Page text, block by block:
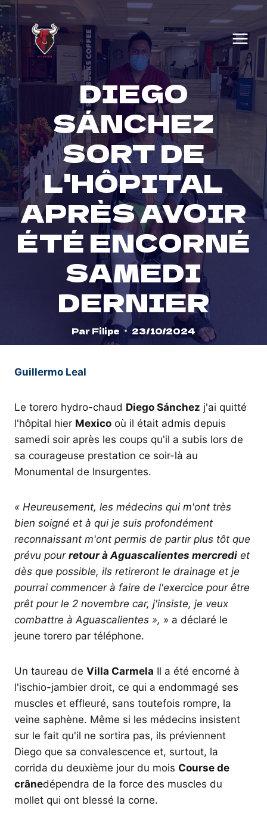
Skip
to
content
DIEGO
SÁNCHEZ
SORT DE
L'HÔPITAL
APRÈS AVOIR
ÉTÉ ENCORNÉ
SAMEDI
DERNIER
Par Filipe 23/10/2024
Guillermo Leal
Le torero hydro-chaud Diego Sánchez j'ai quitté
l'hôpital hier Mexico où il était admis depuis
samedi soir après les coups qu'il a subis lors de
sa courageuse prestation ce soir-là au
Monumental de Insurgentes.
« Heureusement, les médecins qui m'ont très
bien soigné et à qui je suis profondément
reconnaissant m'ont permis de partir plus tôt que
prévu pour retour à Aguascalientes mercredi et
dès que possible, ils retireront le drainage et je
pourrai commencer à faire de l'exercice pour être
prêt pour le 2 novembre car, j'insiste, je veux
combattre à Aguascalientes », » a déclaré le
jeune torero par téléphone.
Un taureau de Villa Carmela Il a été encorné à
l'ischio-jambier droit, ce qui a endommagé ses
muscles et effleuré, sans toutefois rompre, la
veine saphène. Même si les médecins insistent
sur le fait qu'il ne sortira pas, ils préviennent
Diego que sa convalescence et, surtout, la
corrida du deuxième jour du mois Course de
crânedépendra de la force des muscles du
mollet qui ont blessé la corne.